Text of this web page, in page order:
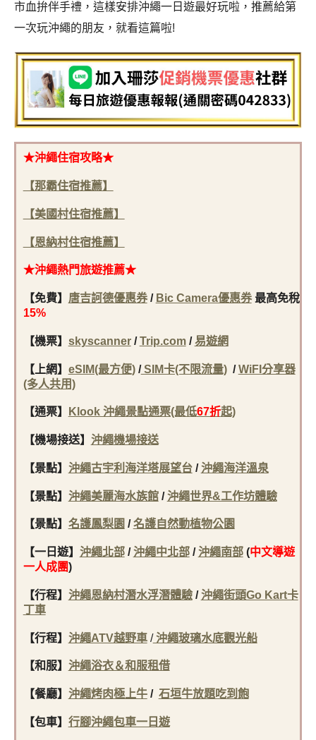
市血拚伴手禮，這樣安排沖繩一日遊最好玩啦，推薦給第
一次玩沖繩的朋友，就看這篇啦!
★沖繩住宿攻略★
【那霸住宿推薦】
【美國村住宿推薦】
【恩納村住宿推薦】
★沖繩熱門旅遊推薦★
【免費】 唐吉訶德優惠券/ Bic Camera優惠券最高免稅
15%
【機票】 skyscanner/Trip.com/易遊網
【上網】 eSIM(最方便)/SIM卡(不限流量)/WiFI分享器
(多人共用)
【通票】 Klook 沖繩景點通票(最低67折起)
【機場接送】 沖繩機場接送
【景點】 沖繩古宇利海洋塔展望台/沖繩海洋溫泉
【景點】 沖繩美麗海水族館/沖繩世界&工作坊體驗
【景點】 名護鳳梨園 /名護自然動植物公園
【一日遊】 沖繩北部/沖繩中北部/沖繩南部(中文導遊
一人成團)
【行程】 沖繩恩納村潛水浮潛體驗/沖繩街頭Go Kart卡
丁車
【行程】 沖繩ATV越野車/沖繩玻璃水底觀光船
【和服】 沖繩浴衣＆和服租借
【餐廳】 沖繩烤肉極上牛/ 石垣牛放題吃到飽
【包車】 行腳沖繩包車一日遊